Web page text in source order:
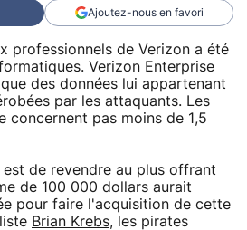
Ajoutez-nous en favori
professionnels de Verizon a été
Verizon Enterprise
des données lui appartenant
par les attaquants. Les
concernent pas moins de 1,5
de revendre au plus offrant
de 100 000 dollars aurait
pour faire l'acquisition de cette
Brian Krebs, les pirates